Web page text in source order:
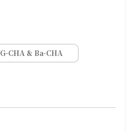
G-CHA & Ba-CHA